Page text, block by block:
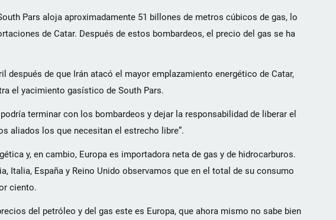
Pars aloja aproximadamente 51 billones de metros cúbicos de gas, lo
de Catar. Después de estos bombardeos, el precio del gas se ha
después de que Irán atacó el mayor emplazamiento energético de Catar,
el yacimiento gasístico de South Pars.
terminar con los bombardeos y dejar la responsabilidad de liberar el
aliados los que necesitan el estrecho libre”.
y, en cambio, Europa es importadora neta de gas y de hidrocarburos.
Italia, España y Reino Unido observamos que en el total de su consumo
ciento.
del petróleo y del gas este es Europa, que ahora mismo no sabe bien